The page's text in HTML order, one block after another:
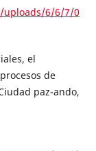
uploads/6/6/7/0
el
de
paz-ando,